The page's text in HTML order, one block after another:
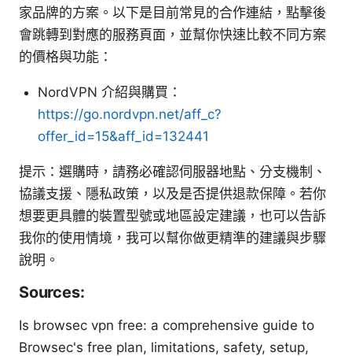
家品牌的方案。以下是目前常見的合作連結，點擊後
會跳轉到對應的服務頁面，並幫你快速比較不同方案
的價格與功能：
NordVPN 介紹與購買：
https://go.nordvpn.net/aff_c?
offer_id=15&aff_id=132441
提示：選購時，請務必確認伺服器地點、分支機制、
協議支援、隱私政策，以及是否提供退款保障。若你
想要更具體的裝置型號或地區設定建議，也可以告訴
我你的使用情境，我可以幫你做更精準的建議與步驟
說明。
Sources:
Is browsec vpn free: a comprehensive guide to
Browsec's free plan, limitations, safety, setup,